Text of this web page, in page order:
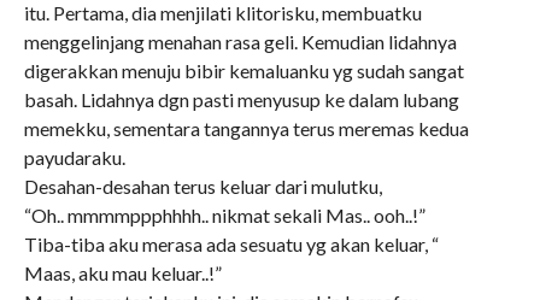
itu. Pertama, dia menjilati klitorisku, membuatku
menggelinjang menahan rasa geli. Kemudian lidahnya
digerakkan menuju bibir kemaluanku yg sudah sangat
basah. Lidahnya dgn pasti menyusup ke dalam lubang
memekku, sementara tangannya terus meremas kedua
payudaraku.
Desahan-desahan terus keluar dari mulutku,
“Oh.. mmmmppphhhh.. nikmat sekali Mas.. ooh..!”
Tiba-tiba aku merasa ada sesuatu yg akan keluar, “
Maas, aku mau keluar..!”